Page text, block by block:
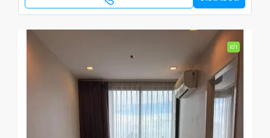
เช่า